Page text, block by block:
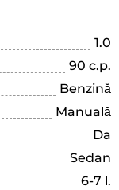
1.0
90 c.p.
Benzină
Manuală
Da
Sedan
6-7 l.